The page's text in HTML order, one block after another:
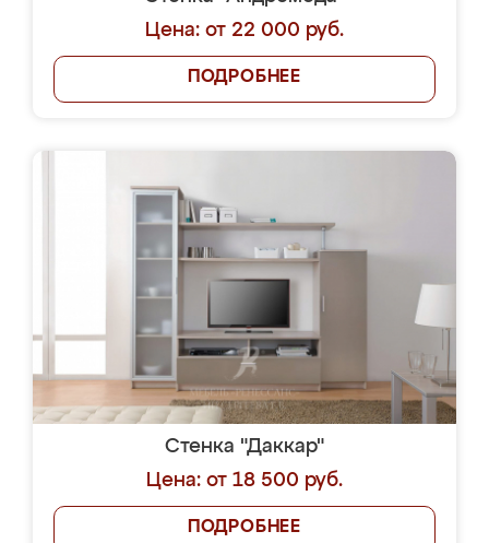
Цена: от 22 000 руб.
ПОДРОБНЕЕ
Стенка "Даккар"
Цена: от 18 500 руб.
ПОДРОБНЕЕ